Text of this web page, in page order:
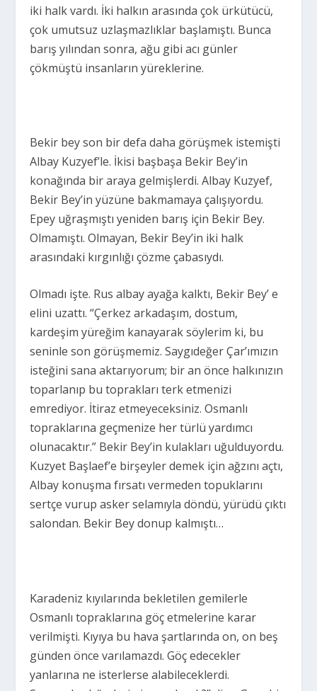
iki halk vardı. İki halkın arasında çok ürkütücü,
çok umutsuz uzlaşmazlıklar başlamıştı. Bunca
barış yılından sonra, ağu gibi acı günler
çökmüştü insanların yüreklerine.
Bekir bey son bir defa daha görüşmek istemişti
Albay Kuzyef’le. İkisi başbaşa Bekir Bey’in
konağında bir araya gelmişlerdi. Albay Kuzyef,
Bekir Bey’in yüzüne bakmamaya çalışıyordu.
Epey uğraşmıştı yeniden barış için Bekir Bey.
Olmamıştı. Olmayan, Bekir Bey’in iki halk
arasındaki kırgınlığı çözme çabasıydı.
Olmadı işte. Rus albay ayağa kalktı, Bekir Bey’ e
elini uzattı. “Çerkez arkadaşım, dostum,
kardeşim yüreğim kanayarak söylerim ki, bu
seninle son görüşmemiz. Saygıdeğer Çar’ımızın
isteğini sana aktarıyorum; bir an önce halkınızın
toparlanıp bu toprakları terk etmenizi
emrediyor. İtiraz etmeyeceksiniz. Osmanlı
topraklarına geçmenize her türlü yardımcı
olunacaktır.” Bekir Bey’in kulakları uğulduyordu.
Kuzyet Başlaef’e birşeyler demek için ağzını açtı,
Albay konuşma fırsatı vermeden topuklarını
sertçe vurup asker selamıyla döndü, yürüdü çıktı
salondan. Bekir Bey donup kalmıştı…
Karadeniz kıyılarında bekletilen gemilerle
Osmanlı topraklarına göç etmelerine karar
verilmişti. Kıyıya bu hava şartlarında on, on beş
günden önce varılamazdı. Göç edecekler
yanlarına ne isterlerse alabileceklerdi.